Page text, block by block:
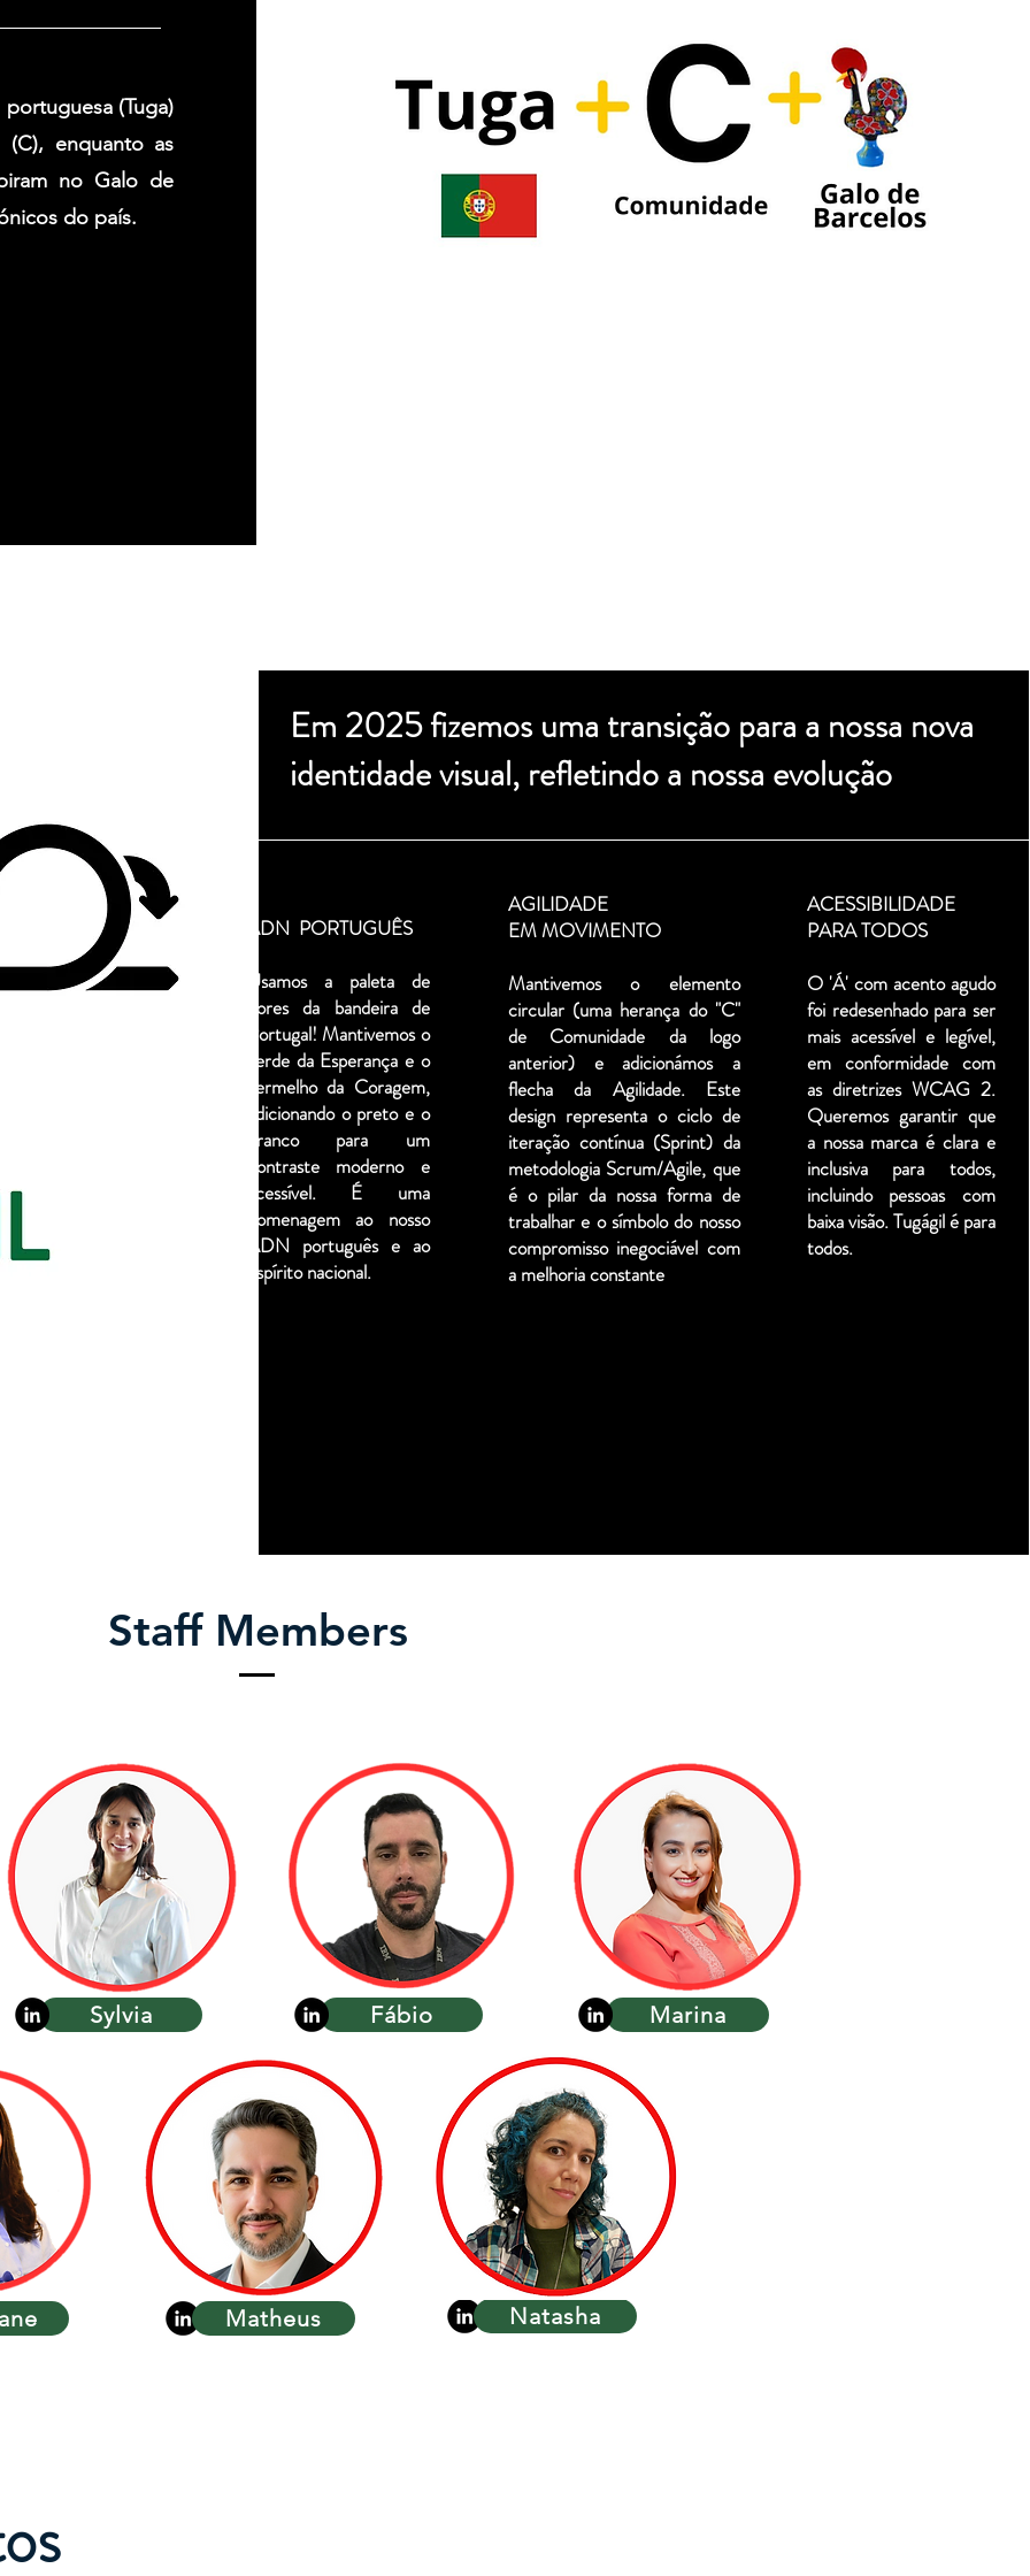
(Tuga)
enquanto as
no Galo de
do país.
Em 2025 fizemos uma transição para a nossa nova
identidade visual, refletindo a nossa evolução
ADN PORTUGUÊS
Usamos a paleta de
cores da bandeira de
Portugal! Mantivemos o
verde da Esperança e o
vermelho da Coragem,
adicionando o preto e o
branco para um
contraste moderno e
acessível. É uma
homenagem ao nosso
ADN português e ao
espírito nacional.
AGILIDADE
EM MOVIMENTO
Mantivemos o elemento
circular (uma herança do "C"
de Comunidade da logo
anterior) e adicionámos a
flecha da Agilidade. Este
design representa o ciclo de
iteração contínua (Sprint) da
metodologia Scrum/Agile, que
é o pilar da nossa forma de
trabalhar e o símbolo do nosso
compromisso inegociável com
a melhoria constante
ACESSIBILIDADE
PARA TODOS
O 'Á' com acento agudo
foi redesenhado para ser
mais acessível e legível,
em conformidade com
as diretrizes WCAG 2.
Queremos garantir que
a nossa marca é clara e
inclusiva para todos,
incluindo pessoas com
baixa visão. Tugágil é para
todos.
Staff Members
Sylvia Fábio Marina
Matheus Natasha